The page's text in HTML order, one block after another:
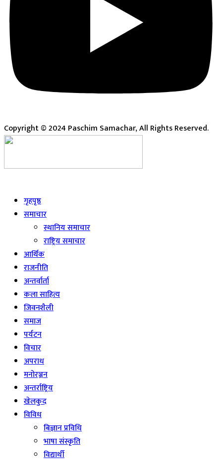
Copyright © 2024 Paschim Samachar, All Rights Reserved.
गृहपृष्ठ
समाचार
स्थानिय समाचार
राष्ट्रिय समाचार
आर्थिक
राजनीति
अन्तर्वार्ता
कला साहित्य
जिवनशैली
समाज
पर्यटन
विचार
अपराध
मनोरञ्जन
अन्तर्राष्ट्रिय
खेलकुद
विविध
बिज्ञान प्रविधि
भाषा संस्कृति
विद्यार्थी